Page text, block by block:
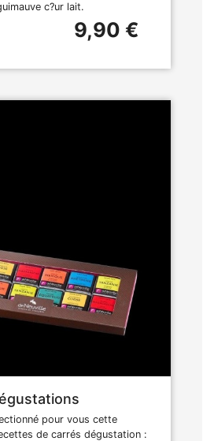
c?ur lait.
9,90 €
pour vous cette
de carrés dégustation :